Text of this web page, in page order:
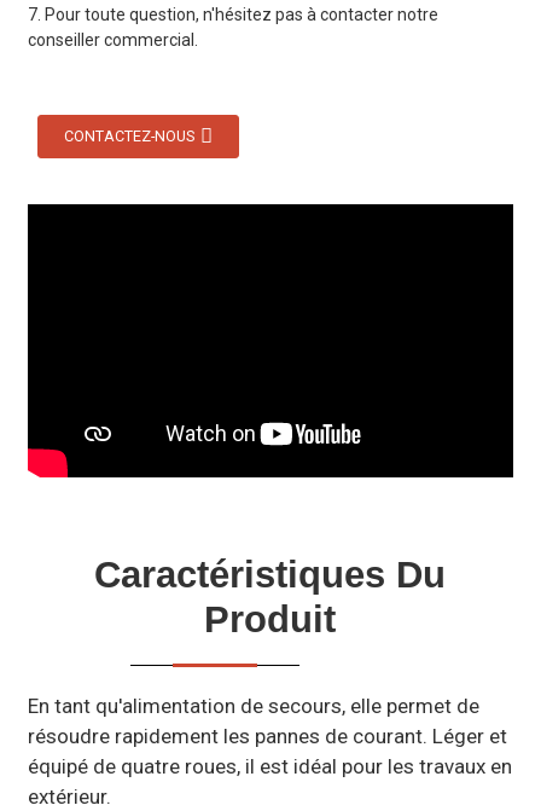
7. Pour toute question, n'hésitez pas à contacter notre
conseiller commercial.
CONTACTEZ-NOUS
Caractéristiques Du
Produit
En tant qu'alimentation de secours, elle permet de
résoudre rapidement les pannes de courant. Léger et
équipé de quatre roues, il est idéal pour les travaux en
extérieur.